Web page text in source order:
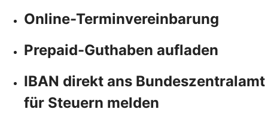
Online-Terminvereinbarung
Prepaid-Guthaben aufladen
IBAN direkt ans Bundeszentralamt
für Steuern melden